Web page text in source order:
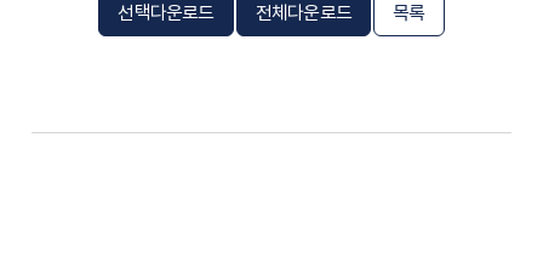
선택다운로드 전체다운로드 목록